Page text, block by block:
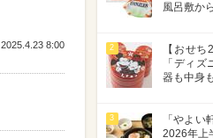
2025.4.23 8:00
風呂敷か
2
【おせ
「ディ
器も中身
3
「やよい
2026年上